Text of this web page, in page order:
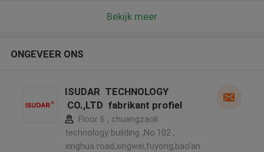
Bekijk meer
ONGEVEER ONS
ISUDAR TECHNOLOGY
CO.,LTD fabrikant profiel
Floor 6 , chuangzaoli
technology building ,No.102 ,
xinghua road,xingwei,fuyong,bao'an